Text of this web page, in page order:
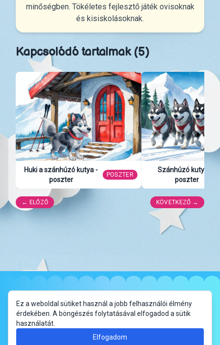
minőségben. Tökéletes fejlesztő játék ovisoknak
és kisiskolásoknak.
Kapcsolódó tartalmak (5)
Huki a szánhúzó kutya -
poszter
POSZTER
Szánhúzó kutyák -
poszter
← ELŐZŐ KÖVETKEZŐ →
Ez a weboldal sütiket használ a jobb felhasználói élmény
érdekében. A böngészés folytatásával elfogadod a sütik
használatát.
Elfogadom